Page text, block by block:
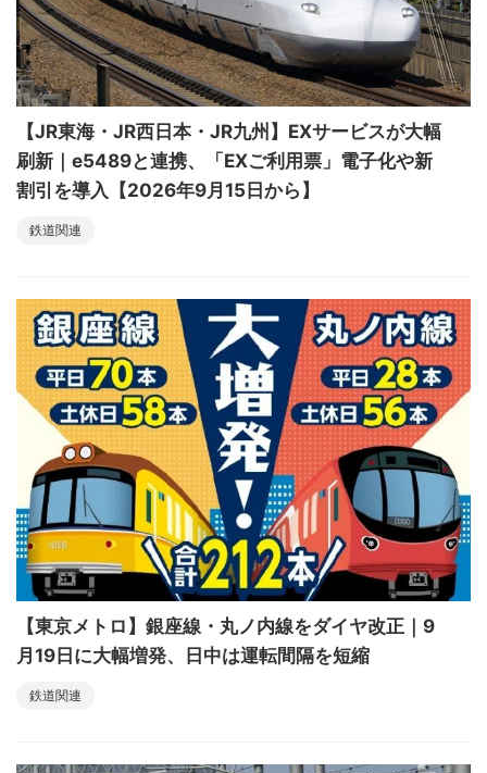
【JR東海・JR西日本・JR九州】EXサービスが大幅
刷新｜e5489と連携、「EXご利用票」電子化や新
割引を導入【2026年9月15日から】
鉄道関連
【東京メトロ】銀座線・丸ノ内線をダイヤ改正｜9
月19日に大幅増発、日中は運転間隔を短縮
鉄道関連